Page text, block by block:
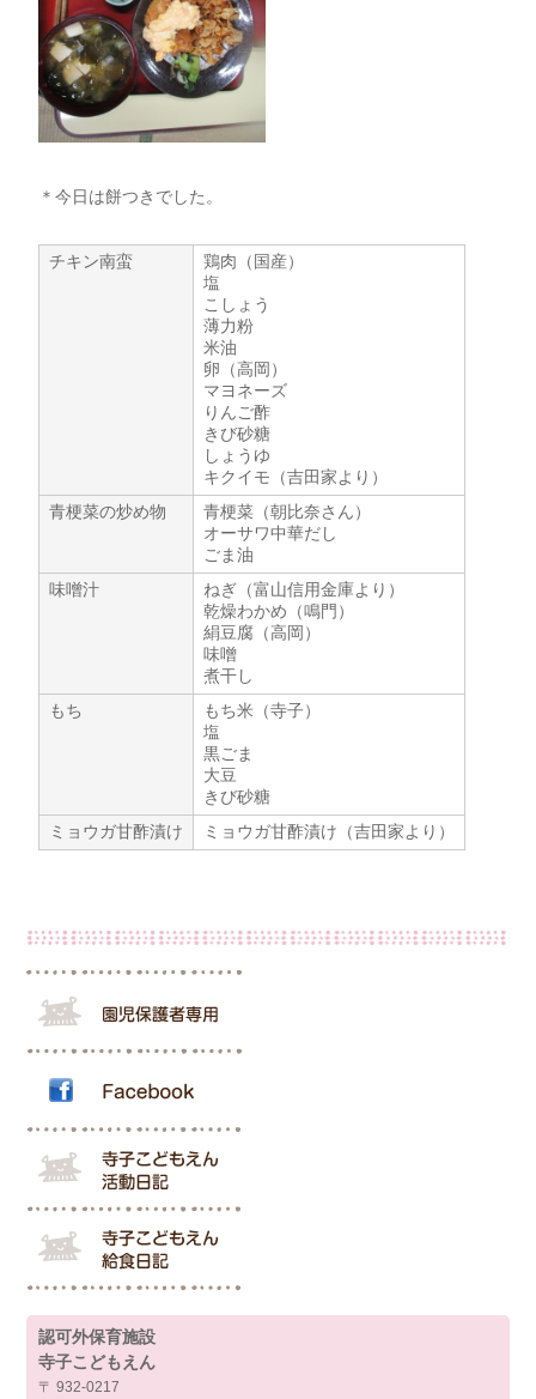
＊今日は餅つきでした。
チキン南蛮
鶏肉（国産）
塩
こしょう
薄力粉
米油
卵（高岡）
マヨネーズ
りんご酢
きび砂糖
しょうゆ
キクイモ（吉田家より）
青梗菜の炒め物
青梗菜（朝比奈さん）
オーサワ中華だし
ごま油
味噌汁
ねぎ（富山信用金庫より）
乾燥わかめ（鳴門）
絹豆腐（高岡）
味噌
煮干し
もち
もち米（寺子）
塩
黒ごま
大豆
きび砂糖
ミョウガ甘酢漬け
ミョウガ甘酢漬け（吉田家より）
認可外保育施設
寺子こどもえん
〒 932-0217